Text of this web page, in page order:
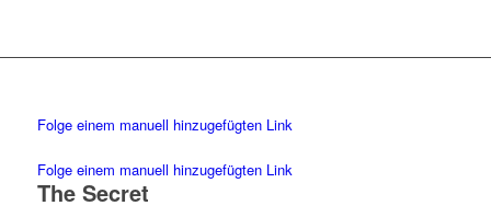
Folge einem manuell hinzugefügten Link
Folge einem manuell hinzugefügten Link
The Secret